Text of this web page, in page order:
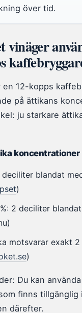
över tid.
vinäger
en 12-kopps
på ättikans
ju starkare
koncentrationer
deciliter blandat
)
2 deciliter
motsvarar exakt 2
)
Du kan
finns tillgänglig
därefter.